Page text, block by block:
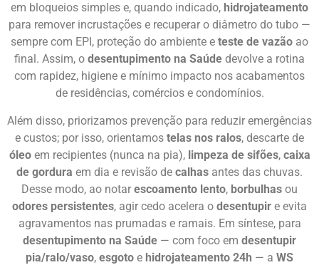
em bloqueios simples e, quando indicado, hidrojateamento
para remover incrustações e recuperar o diâmetro do tubo —
sempre com EPI, proteção do ambiente e teste de vazão ao
final. Assim, o desentupimento na Saúde devolve a rotina
com rapidez, higiene e mínimo impacto nos acabamentos
de residências, comércios e condomínios.
Além disso, priorizamos prevenção para reduzir emergências
e custos; por isso, orientamos telas nos ralos, descarte de
óleoem recipientes (nunca na pia), limpeza de sifões, caixa
de gordura em dia e revisão de calhas antes das chuvas.
Desse modo, ao notar escoamento lento, borbulhas ou
odores persistentes, agir cedo acelera o desentupir e evita
agravamentos nas prumadas e ramais. Em síntese, para
desentupimento na Saúde — com foco em desentupir
pia/ralo/vaso, esgoto e hidrojateamento 24h — a WS